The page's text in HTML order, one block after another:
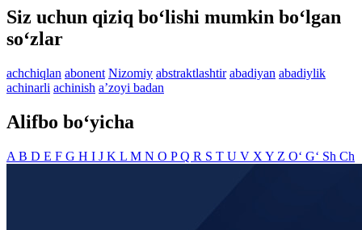
Siz uchun qiziq bo‘lishi mumkin bo‘lgan
so‘zlar
achchiqlan abonent Nizomiy abstraktlashtir abadiyan abadiylik
achinarli achinish aʼzoyi badan
Alifbo bo‘yicha
A B D E F G H I J K L M N O PQ R S T U V X Y Z O‘ G‘ Sh Ch